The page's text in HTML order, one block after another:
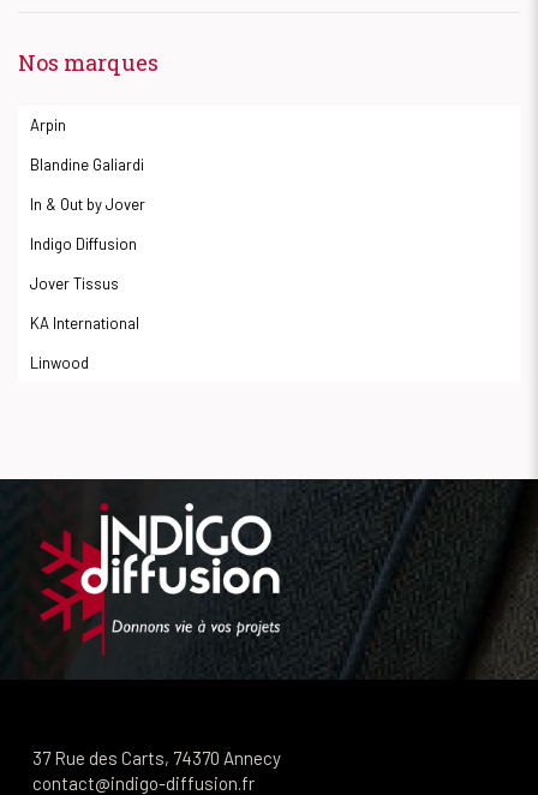
Nos marques
Arpin
Blandine Galiardi
In & Out by Jover
Indigo Diffusion
Jover Tissus
KA International
Linwood
37 Rue des Carts, 74370 Annecy
contact@indigo-diffusion.fr